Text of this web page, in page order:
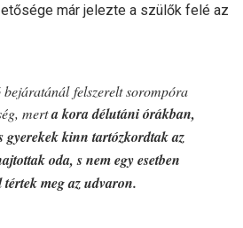
már jelezte a szülők felé az
felszerelt sorompóra
merta kora délutáni órákban,
gyerekek kinn tartózkordtak az
oda, s nem egy esetben
tértek meg az udvaron.